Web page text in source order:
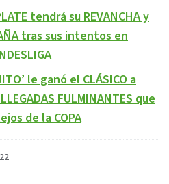
tendrá su REVANCHA y
tras sus intentos en
le ganó el CLÁSICO a
FULMINANTES que
de la COPA